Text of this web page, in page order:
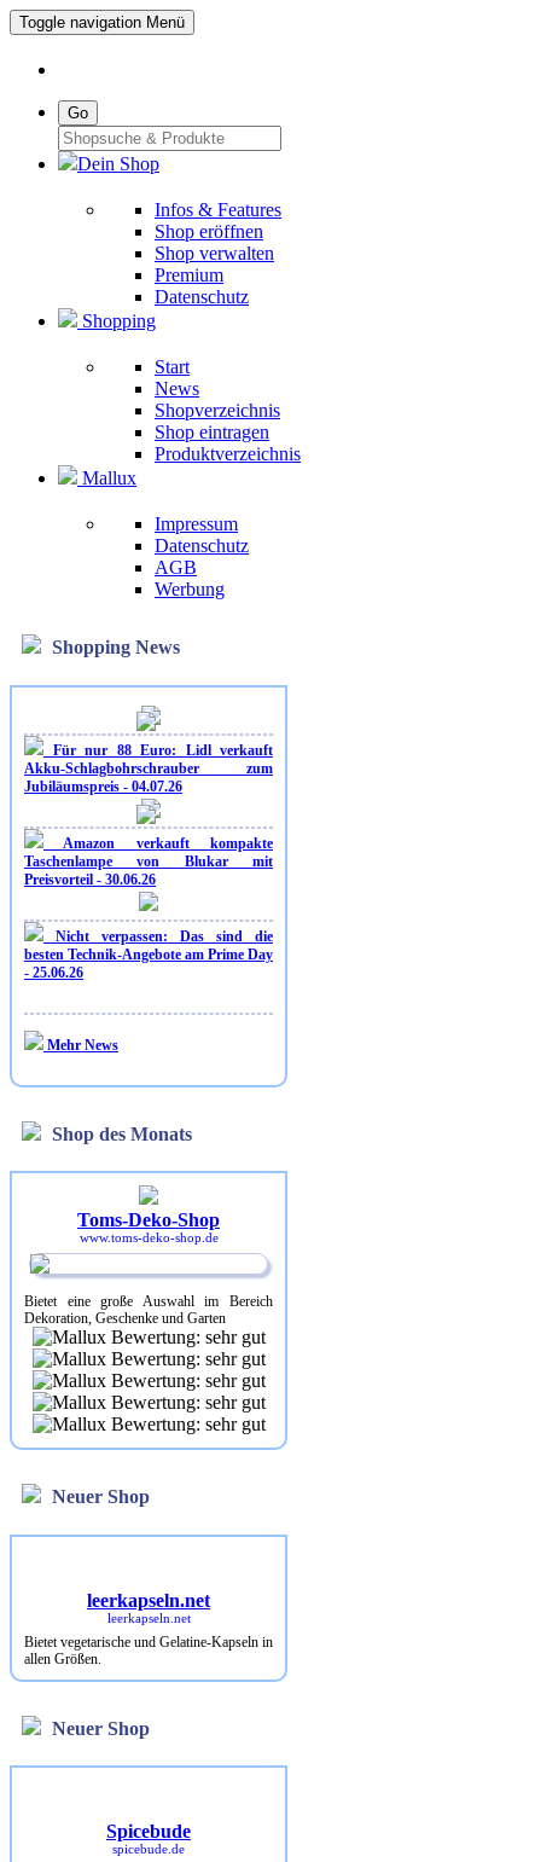
Toggle navigation Menü
Go
Dein Shop
Infos & Features
Shop eröffnen
Shop verwalten
Premium
Datenschutz
Shopping
Start
News
Shopverzeichnis
Shop eintragen
Produktverzeichnis
Mallux
Impressum
Datenschutz
AGB
Werbung
Shopping News
Für nur 88 Euro: Lidl verkauft
Akku-Schlagbohrschrauber zum
Jubiläumspreis - 04.07.26
Amazon verkauft kompakte
Taschenlampe von Blukar mit
Preisvorteil - 30.06.26
Nicht verpassen: Das sind die
besten Technik-Angebote am Prime Day
- 25.06.26
Mehr News
Shop des Monats
Toms-Deko-Shop
www.toms-deko-shop.de
Bietet eine große Auswahl im Bereich
Dekoration, Geschenke und Garten
Neuer Shop
leerkapseln.net
leerkapseln.net
Bietet vegetarische und Gelatine-Kapseln in
allen Größen.
Neuer Shop
Spicebude
spicebude.de